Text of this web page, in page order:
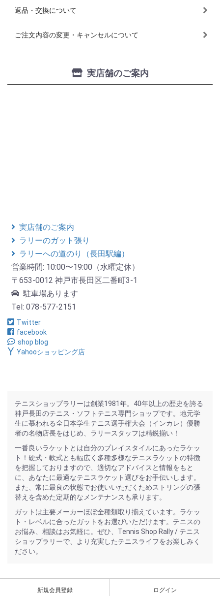
返品・交換について
ご注文内容の変更・キャンセルについて
実店舗のご案内
実店舗のご案内
ラリーのガット張り
ラリーへの道のり（長田駅編）
営業時間: 10:00〜19:00（水曜定休）
〒653-0012 神戸市長田区二番町3-1
駐車場あります
Tel: 078-577-2151
Twitter
facebook
shop blog
Yahooショッピング店
テニスショップラリーは創業1981年。40年以上の歴史を誇る
神戸長田のテニス・ソフトテニス専門ショップです。地元学
生に慕われる全日本学生テニス選手権大会（インカレ）優勝
者の名物店長をはじめ、ラリースタッフは精鋭揃い！
一番良いラケットとは自分のプレイスタイルにあったラケッ
ト！硬式・軟式とも幅広く多種多様なテニスラケットの特徴
を把握しておりますので、適切なアドバイスと情報をもと
に、あなたに最適なテニスラケット選びをお手伝いします。
また、常に最良の状態でお使いいただくためストリングの張
替えを含めた定期的なメンテナンスも承ります。
ガットは主要メーカーほぼ全種類取り揃えています。ラケッ
ト・レベルに合ったガットをお選びいただけます。テニスの
お悩み、相談はお気軽に。ぜひ、Tennis Shop Rally / テニス
ショップラリーで、より充実したテニスライフをお楽しみく
ださい。
新規会員登録 ログイン